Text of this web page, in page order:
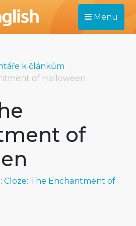
Menu
k článkům
of Halloween
of
Cloze: The Enchantment of